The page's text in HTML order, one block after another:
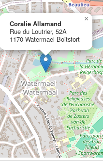
Coralie Allamand
Rue du Loutrier, 52A
1170 Watermael-Boitsfort
×